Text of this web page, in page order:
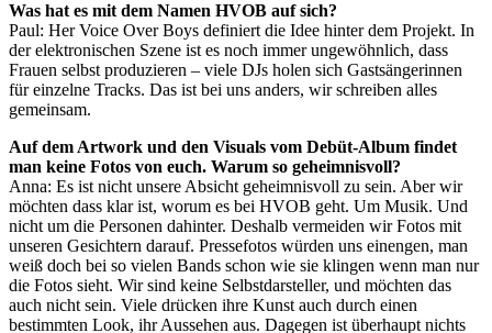
Was hat es mit dem Namen HVOB auf sich?
Paul: Her Voice Over Boys definiert die Idee hinter dem Projekt. In
der elektronischen Szene ist es noch immer ungewöhnlich, dass
Frauen selbst produzieren – viele DJs holen sich Gastsängerinnen
für einzelne Tracks. Das ist bei uns anders, wir schreiben alles
gemeinsam.
Auf dem Artwork und den Visuals vom Debüt-Album findet
man keine Fotos von euch. Warum so geheimnisvoll?
Anna: Es ist nicht unsere Absicht geheimnisvoll zu sein. Aber wir
möchten dass klar ist, worum es bei HVOB geht. Um Musik. Und
nicht um die Personen dahinter. Deshalb vermeiden wir Fotos mit
unseren Gesichtern darauf. Pressefotos würden uns einengen, man
weiß doch bei so vielen Bands schon wie sie klingen wenn man nur
die Fotos sieht. Wir sind keine Selbstdarsteller, und möchten das
auch nicht sein. Viele drücken ihre Kunst auch durch einen
bestimmten Look, ihr Aussehen aus. Dagegen ist überhaupt nichts